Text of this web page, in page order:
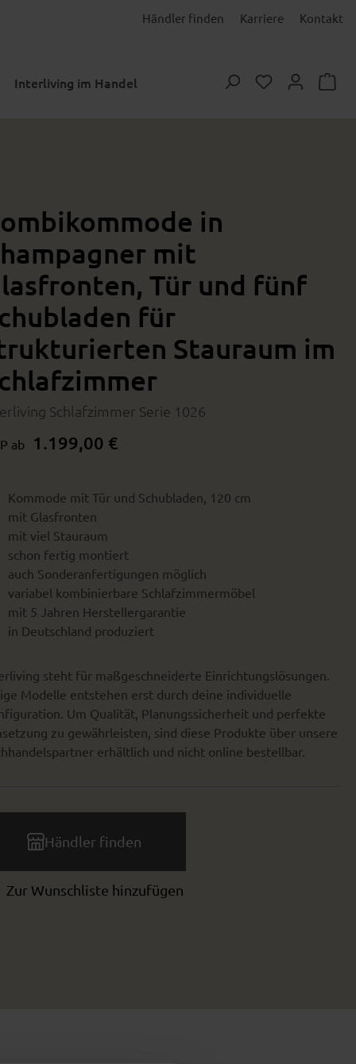
Händler finden Karriere Kontakt
Interliving im Handel Du hast 0
in
mit
Tür und fünf
für
Stauraum im
Schlafzimmer Serie 1026
ab 1.199,00 €
Kommode mit Tür und Schubladen, 120 cm
mit Glasfronten
mit viel Stauraum
schon fertig montiert
auch Sonderanfertigungen möglich
variabel kombinierbare Schlafzimmermöbel
mit 5 Jahren Herstellergarantie
in Deutschland produziert
steht für maßgeschneiderte Einrichtungslösungen.
Modelle entstehen erst durch deine individuelle
Um Qualität, Planungssicherheit und perfekte
zu gewährleisten, sind diese Produkte über unsere
erhältlich und nicht online bestellbar.
Händler finden
Zur Wunschliste hinzufügen